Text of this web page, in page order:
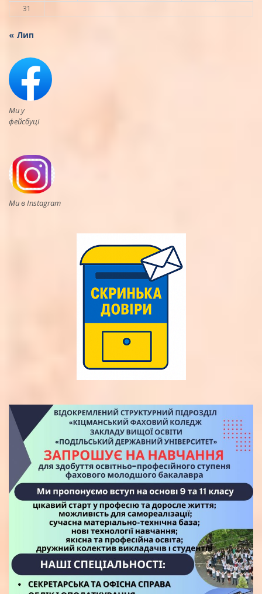
31
« Лип
Ми у
фейсбуці
Ми в Instagram